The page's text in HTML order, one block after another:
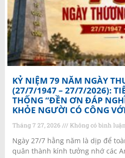
KỶ NIỆM 79 NĂM NGÀY
(27/7/1947 – 27/7/2026):
THỐNG “ĐỀN ƠN ĐÁP
KHỎE NGƯỜI CÓ CÔNG
Tháng 7 27, 2026 Không có bình
Ngày 27/7 hằng năm là dịp để
quân thành kính tưởng nhớ các